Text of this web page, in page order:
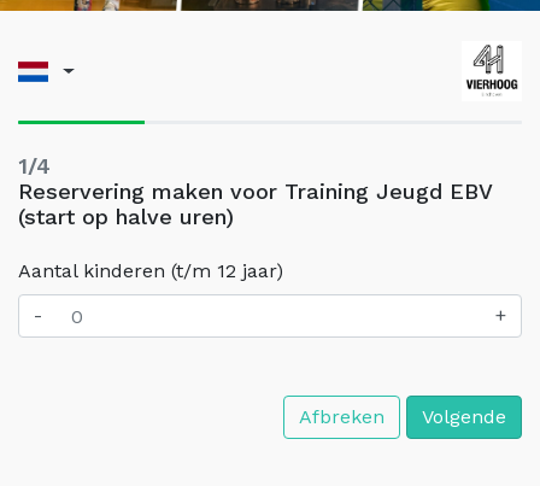
1/4
Reservering maken voor Training Jeugd EBV
(start op halve uren)
Aantal kinderen (t/m 12 jaar)
-
+
Afbreken Volgende